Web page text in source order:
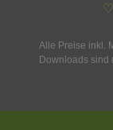
♡
Alle Preise inkl.
Downloads sind